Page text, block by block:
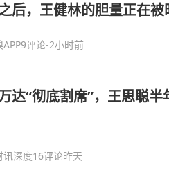
后，王健林的胆量正在
APP9评论-2小时前
达“彻底割席”，王思聪半
讯深度16评论昨天